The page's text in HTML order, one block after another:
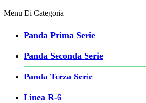
Menu Di Categoria
Panda Prima Serie
Panda Seconda Serie
Panda Terza Serie
Linea R-6